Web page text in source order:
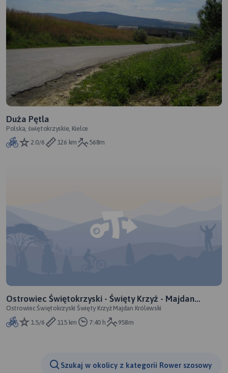
Duża Pętla
Polska, świętokrzyskie, Kielce
2.0/6
126 km 568m
Ostrowiec Świętokrzyski - Święty Krzyż - Majdan
Królewski
Ostrowiec Świętokrzyski Święty Krzyż Majdan Królewski
1.5/6
115 km 7:40 h 958m
Szukaj w okolicy z kategorii Rower szosowy